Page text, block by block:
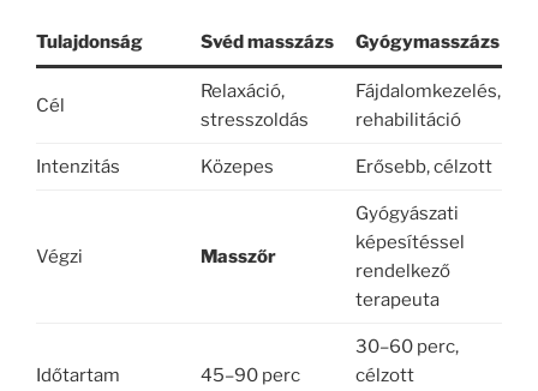
Tulajdonság Svéd masszázs Gyógymasszázs
Cél
Relaxáció,
stresszoldás
Fájdalomkezelés,
rehabilitáció
Intenzitás Közepes Erősebb, célzott
Végzi Masszőr
Gyógyászati
képesítéssel
rendelkező
terapeuta
Időtartam 45–90 perc
30–60 perc,
célzott